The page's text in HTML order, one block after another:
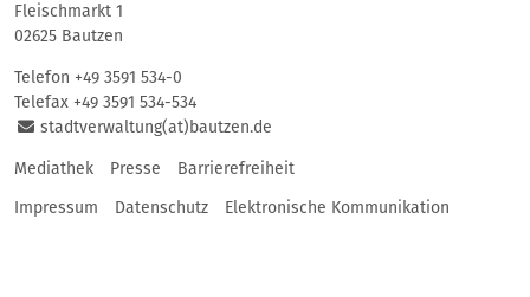
Fleischmarkt 1
02625 Bautzen
Telefon +49 3591 534-0
Telefax +49 3591 534-534
stadtverwaltung(at)bautzen.de
Mediathek Presse
Barrierefreiheit
Impressum
Datenschutz Elektronische Kommunikation